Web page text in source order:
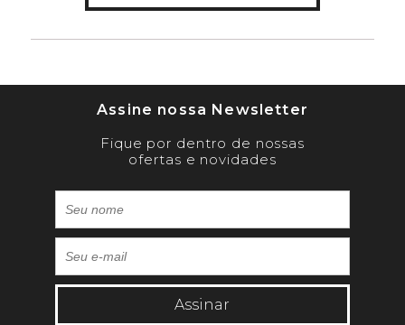
Assine nossa Newsletter
Fique por dentro de nossas
ofertas e novidades
Assinar